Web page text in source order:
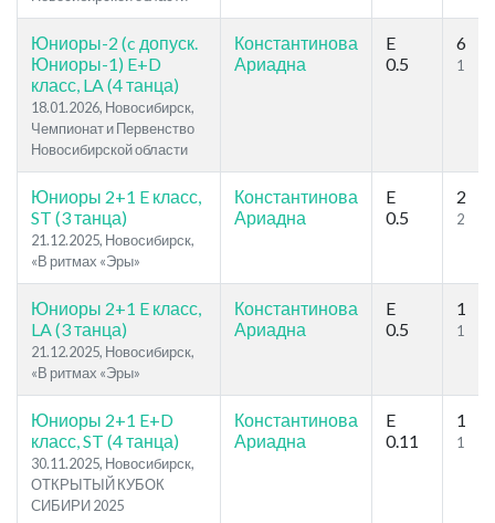
Юниоры-2 (c допуск.
Юниоры-1) E+D
класс, LA (4 танца)
18.01.2026, Новосибирск,
Чемпионат и Первенство
Новосибирской области
Константинова
Ариадна
E
0.5
6
1
Юниоры 2+1 E класс,
ST (3 танца)
21.12.2025, Новосибирск,
«В ритмах «Эры»
Константинова
Ариадна
E
0.5
2
2
Юниоры 2+1 E класс,
LA (3 танца)
21.12.2025, Новосибирск,
«В ритмах «Эры»
Константинова
Ариадна
E
0.5
1
1
Юниоры 2+1 E+D
класс, ST (4 танца)
30.11.2025, Новосибирск,
ОТКРЫТЫЙ КУБОК
СИБИРИ 2025
Константинова
Ариадна
E
0.11
1
1